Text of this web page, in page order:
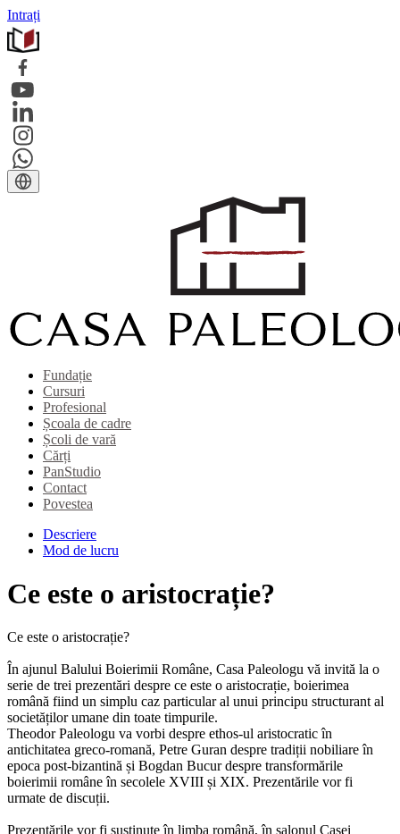
Intrați
Fundație
Cursuri
Profesional
Școala de cadre
Școli de vară
Cărți
PanStudio
Contact
Povestea
Descriere
Mod de lucru
Ce este o aristocrație?
Ce este o aristocrație?
În ajunul Balului Boierimii Române, Casa Paleologu vă invită la o
serie de trei prezentări despre ce este o aristocrație, boierimea
română fiind un simplu caz particular al unui principu structurant al
societăților umane din toate timpurile.
Theodor Paleologu va vorbi despre ethos-ul aristocratic în
antichitatea greco-romană, Petre Guran despre tradiții nobiliare în
epoca post-bizantină și Bogdan Bucur despre transformările
boierimii române în secolele XVIII și XIX. Prezentările vor fi
urmate de discuții.
Prezentările vor fi susţinute în limba română, în salonul Casei